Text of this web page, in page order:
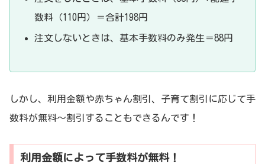
数料（110円）＝合計198円
注文しないときは、基本手数料のみ発生＝88円
しかし、利用金額や赤ちゃん割引、子育て割引に応じて手
数料が無料～割引することもできるんです！
利用金額によって手数料が無料！